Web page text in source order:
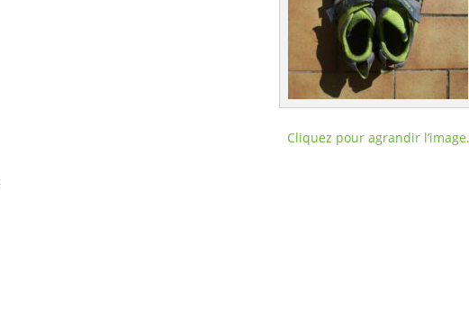
Cliquez pour agrandir l’image.